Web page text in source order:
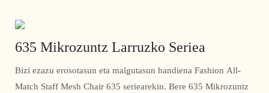
635 Mikrozuntz Larruzko Seriea
Bizi ezazu erosotasun eta malgutasun handiena Fashion All-
Match Staff Mesh Chair 635 seriearekin. Bere 635 Mikrozuntz